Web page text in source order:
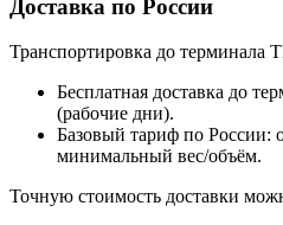
Доставка по России
Транспортировка до терминала
Бесплатная доставка до
(рабочие дни).
Базовый тариф по России:
минимальный вес/объём.
Точную стоимость доставки